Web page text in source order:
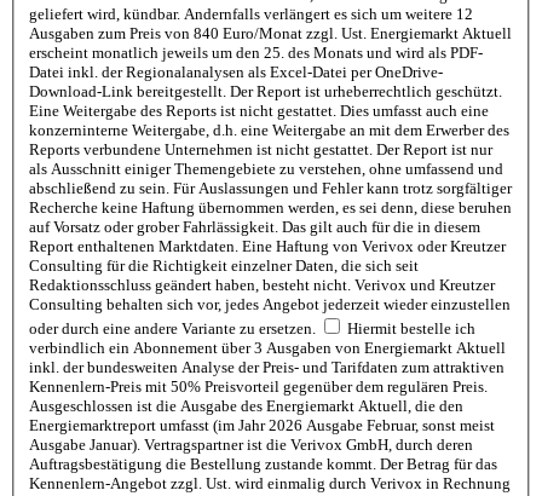
geliefert wird, kündbar. Andernfalls verlängert es sich um weitere 12
Ausgaben zum Preis von 840 Euro/Monat zzgl. Ust. Energiemarkt Aktuell
erscheint monatlich jeweils um den 25. des Monats und wird als PDF-
Datei inkl. der Regionalanalysen als Excel-Datei per OneDrive-
Download-Link bereitgestellt. Der Report ist urheberrechtlich geschützt.
Eine Weitergabe des Reports ist nicht gestattet. Dies umfasst auch eine
konzerninterne Weitergabe, d.h. eine Weitergabe an mit dem Erwerber des
Reports verbundene Unternehmen ist nicht gestattet. Der Report ist nur
als Ausschnitt einiger Themengebiete zu verstehen, ohne umfassend und
abschließend zu sein. Für Auslassungen und Fehler kann trotz sorgfältiger
Recherche keine Haftung übernommen werden, es sei denn, diese beruhen
auf Vorsatz oder grober Fahrlässigkeit. Das gilt auch für die in diesem
Report enthaltenen Marktdaten. Eine Haftung von Verivox oder Kreutzer
Consulting für die Richtigkeit einzelner Daten, die sich seit
Redaktionsschluss geändert haben, besteht nicht. Verivox und Kreutzer
Consulting behalten sich vor, jedes Angebot jederzeit wieder einzustellen
oder durch eine andere Variante zu ersetzen.
Hiermit bestelle ich
verbindlich ein Abonnement über 3 Ausgaben von Energiemarkt Aktuell
inkl. der bundesweiten Analyse der Preis- und Tarifdaten zum attraktiven
Kennenlern-Preis mit 50% Preisvorteil gegenüber dem regulären Preis.
Ausgeschlossen ist die Ausgabe des Energiemarkt Aktuell, die den
Energiemarktreport umfasst (im Jahr 2026 Ausgabe Februar, sonst meist
Ausgabe Januar). Vertragspartner ist die Verivox GmbH, durch deren
Auftragsbestätigung die Bestellung zustande kommt. Der Betrag für das
Kennenlern-Angebot zzgl. Ust. wird einmalig durch Verivox in Rechnung